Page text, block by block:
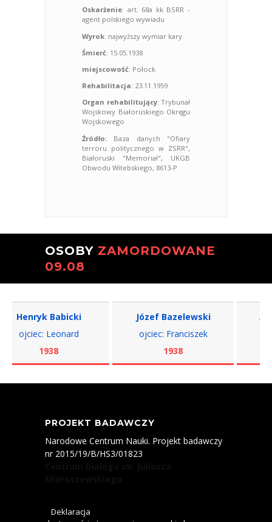
Oskarżenie: art. 68a kk BSRR -
agent polskiego wywiadu
Wyrok: najwyższy wymiar kary
Śmierć: 15.05.1938
miejscowość: Połock
Rehabilitacja: 23.11.1959
Organ rehabilitujący: Trybunał
Wojskowy Białoruskiego Okręgu
Wojskowego
Źródło: Baza danych "Ofiary
terroru politycznego w ZSRR",
Białoruski "Memoriał", UKGB
Obwodu Witebskiego, 8613-P
OSOBY ZAMORDOWANE
09.08
Henryk Babicki
ojciec: Leonard
1938
Józef Bazelewski
ojciec: Franciszek
1938
PROJEKT BADAWCZY
Narodowe Centrum Nauki. Projekt badawczy
nr 2015/19/B/HS3/01823
Deklaracja